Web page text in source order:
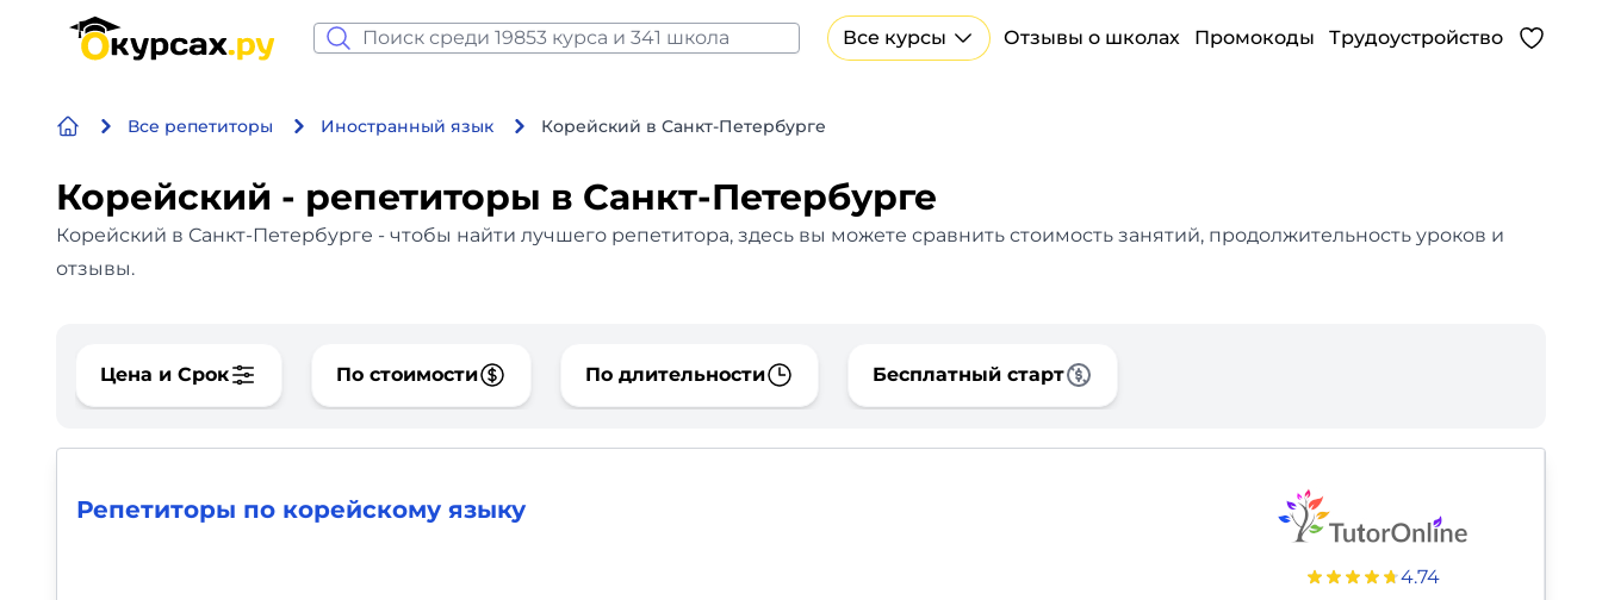
Все курсы Отзывы о школах Промокоды Трудоустройство
Все репетиторы Иностранный язык Корейский в Санкт-Петербурге
Корейский - репетиторы в Санкт-Петербурге
Корейский в Санкт-Петербурге - чтобы найти лучшего репетитора, здесь вы можете сравнить стоимость занятий, продолжительность уроков и
отзывы.
Цена и Срок По стоимости По длительности Бесплатный старт
Репетиторы по корейскому языку
4.74
Программирование
Бизнес и финансы
Дизайн
Видео, фото, аудио
Маркетинг
Иностранный язык
Курсы по нейросетям